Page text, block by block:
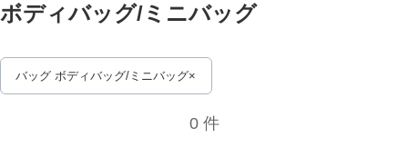
ボディバッグ/ミニバッグ
バッグ ボディバッグ/ミニバッグ
0 件